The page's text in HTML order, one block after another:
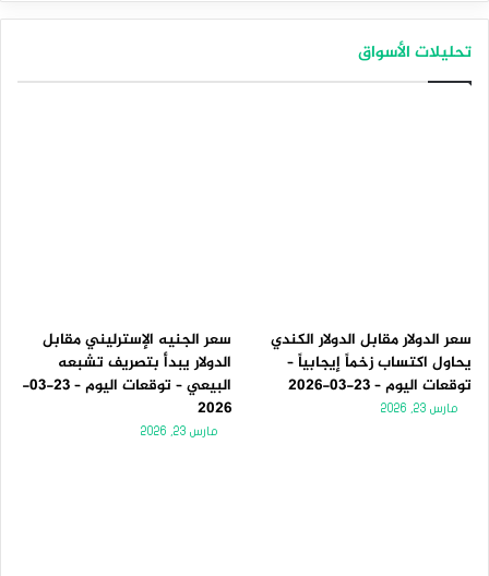
تحليلات الأسواق
سعر الدولار مقابل الدولار الكندي
يحاول اكتساب زخماً إيجابياً –
توقعات اليوم – 23-03-2026
مارس 23, 2026
سعر الجنيه الإسترليني مقابل
الدولار يبدأ بتصريف تشبعه
البيعي – توقعات اليوم – 23-03-
2026
مارس 23, 2026